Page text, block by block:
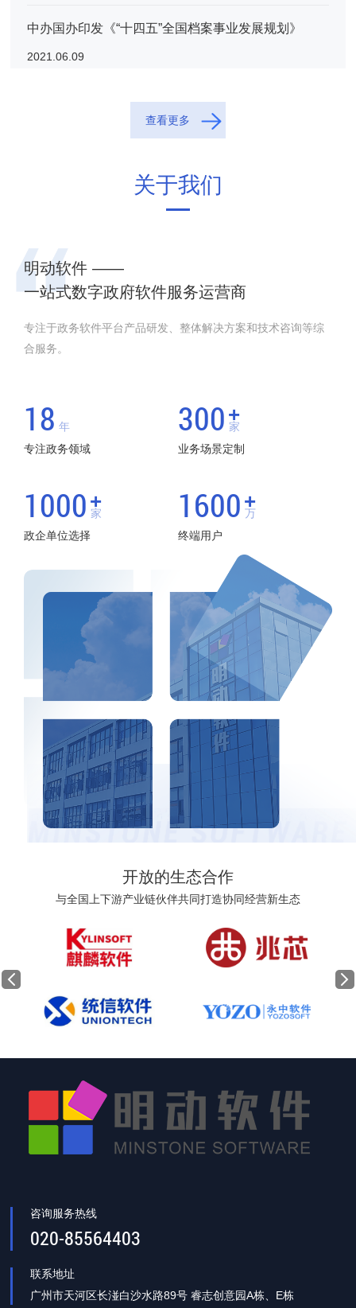
中办国办印发《“十四五”全国档案事业发展规划》
2021.06.09
查看更多
关于我们
明动软件 ——
一站式数字政府软件服务运营商
专注于政务软件平台产品研发、整体解决方案和技术咨询等综
合服务。
18 年
专注政务领域
300 +
家
业务场景定制
1000 +
家
政企单位选择
1600 +
万
终端用户
开放的生态合作
与全国上下游产业链伙伴共同打造协同经营新生态
咨询服务热线
020-85564403
联系地址
广州市天河区长湴白沙水路89号 睿志创意园A栋、E栋